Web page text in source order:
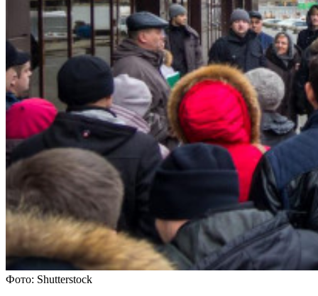
Фото: Shutterstock